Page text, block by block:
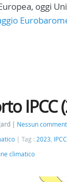
oggi
IPCC
Nessun
Tag : 2023, IPCC
climatico